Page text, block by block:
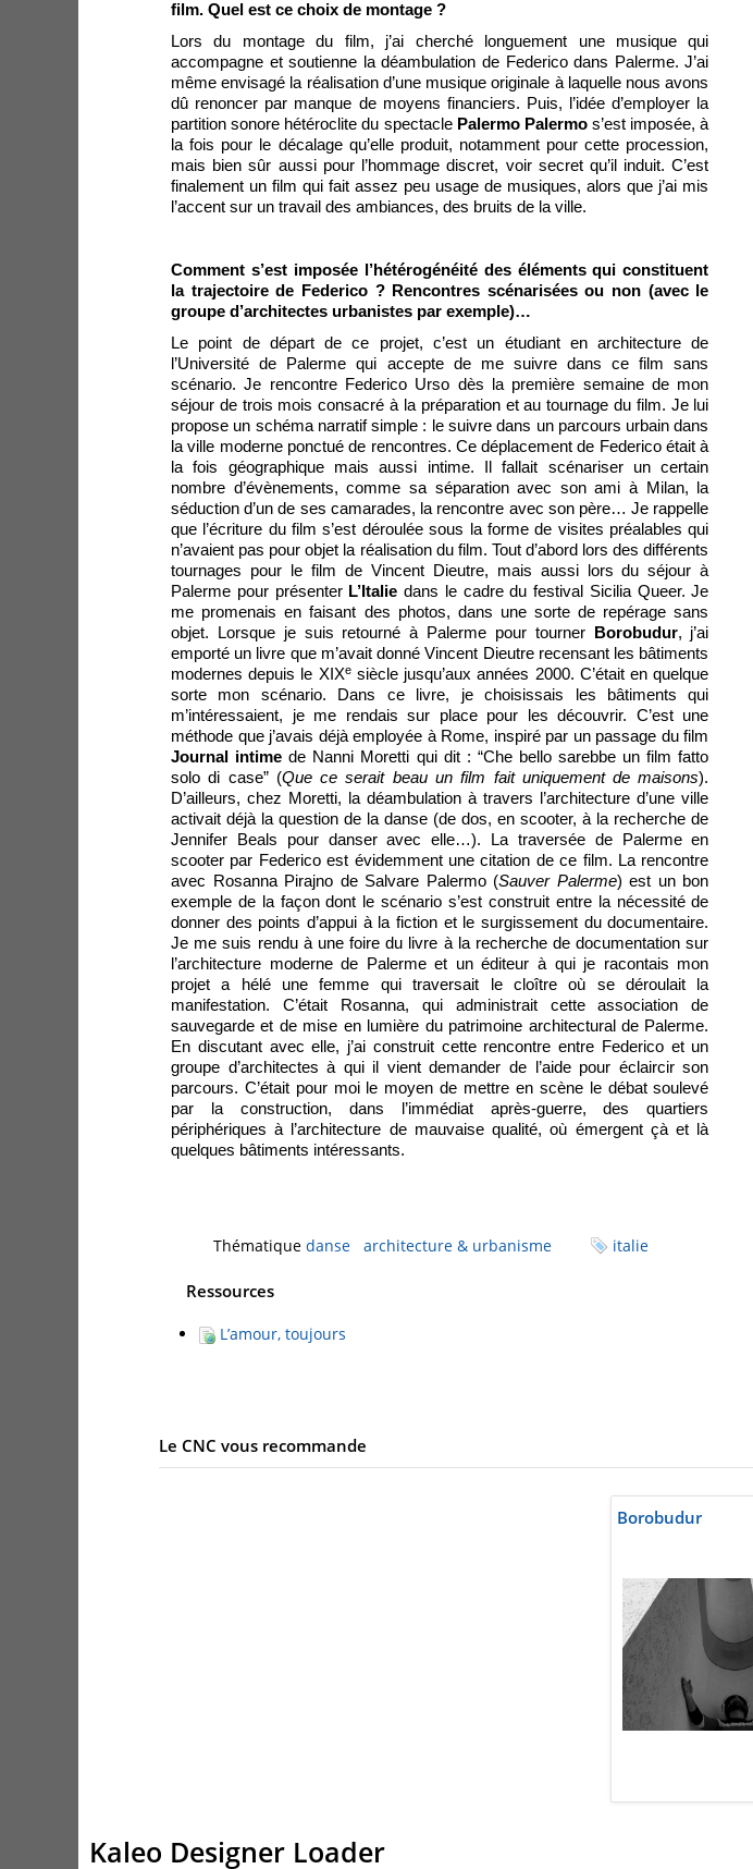
film. Quel est ce choix de montage ?
Lors du montage du film, j’ai cherché longuement une musique qui
accompagne et soutienne la déambulation de Federico dans Palerme. J’ai
même envisagé la réalisation d’une musique originale à laquelle nous avons
dû renoncer par manque de moyens financiers. Puis, l’idée d’employer la
partition sonore hétéroclite du spectacle Palermo Palermos’est imposée, à
la fois pour le décalage qu’elle produit, notamment pour cette procession,
mais bien sûr aussi pour l’hommage discret, voir secret qu’il induit. C’est
finalement un film qui fait assez peu usage de musiques, alors que j’ai mis
l’accent sur un travail des ambiances, des bruits de la ville.
Comment s’est imposée l’hétérogénéité des éléments qui constituent
la trajectoire de Federico ? Rencontres scénarisées ou non (avec le
groupe d’architectes urbanistes par exemple)…
Le point de départ de ce projet, c’est un étudiant en architecture de
l’Université de Palerme qui accepte de me suivre dans ce film sans
scénario. Je rencontre Federico Urso dès la première semaine de mon
séjour de trois mois consacré à la préparation et au tournage du film. Je lui
propose un schéma narratif simple : le suivre dans un parcours urbain dans
la ville moderne ponctué de rencontres. Ce déplacement de Federico était à
la fois géographique mais aussi intime. Il fallait scénariser un certain
nombre d’évènements, comme sa séparation avec son ami à Milan, la
séduction d’un de ses camarades, la rencontre avec son père… Je rappelle
que l’écriture du film s’est déroulée sous la forme de visites préalables qui
n’avaient pas pour objet la réalisation du film. Tout d’abord lors des différents
tournages pour le film de Vincent Dieutre, mais aussi lors du séjour à
Palerme pour présenter L’Italie dans le cadre du festival Sicilia Queer. Je
me promenais en faisant des photos, dans une sorte de repérage sans
objet. Lorsque je suis retourné à Palerme pour tourner
Borobudur, j’ai
emporté un livre que m’avait donné Vincent Dieutre recensant les bâtiments
modernes depuis le XIXesiècle jusqu’aux années 2000. C’était en quelque
sorte mon scénario. Dans ce livre, je choisissais les bâtiments qui
m’intéressaient, je me rendais sur place pour les découvrir. C’est une
méthode que j’avais déjà employée à Rome, inspiré par un passage du film
Journal intime de Nanni Moretti qui dit : “Che bello sarebbe un film fatto
solo di case” (Que ce serait beau un film fait uniquement de maisons).
D’ailleurs, chez Moretti, la déambulation à travers l’architecture d’une ville
activait déjà la question de la danse (de dos, en scooter, à la recherche de
Jennifer Beals pour danser avec elle…). La traversée de Palerme en
scooter par Federico est évidemment une citation de ce film. La rencontre
avec Rosanna Pirajno de Salvare Palermo (Sauver Palerme) est un bon
exemple de la façon dont le scénario s’est construit entre la nécessité de
donner des points d’appui à la fiction et le surgissement du documentaire.
Je me suis rendu à une foire du livre à la recherche de documentation sur
l’architecture moderne de Palerme et un éditeur à qui je racontais mon
projet a hélé une femme qui traversait le cloître où se déroulait la
manifestation. C’était Rosanna, qui administrait cette association de
sauvegarde et de mise en lumière du patrimoine architectural de Palerme.
En discutant avec elle, j’ai construit cette rencontre entre Federico et un
groupe d’architectes à qui il vient demander de l’aide pour éclaircir son
parcours. C’était pour moi le moyen de mettre en scène le débat soulevé
par la construction, dans l’immédiat après-guerre, des quartiers
périphériques à l’architecture de mauvaise qualité, où émergent çà et là
quelques bâtiments intéressants.
Thématique danse architecture & urbanisme italie
Ressources
L’amour, toujours
Le CNC vous recommande
Borobudur
Kaleo Designer Loader